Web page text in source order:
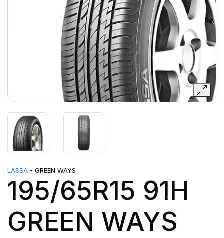
LASSA - GREEN WAYS
195/65R15 91H
GREEN WAYS